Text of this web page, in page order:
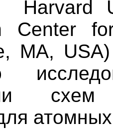
Harvard
Center
MA,